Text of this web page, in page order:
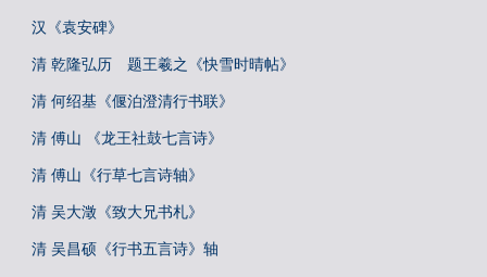
汉《袁安碑》
清 乾隆弘历 题王羲之《快雪时晴帖》
清 何绍基《偃泊澄清行书联》
清 傅山 《龙王社鼓七言诗》
清 傅山《行草七言诗轴》
清 吴大澂《致大兄书札》
清 吴昌硕《行书五言诗》轴